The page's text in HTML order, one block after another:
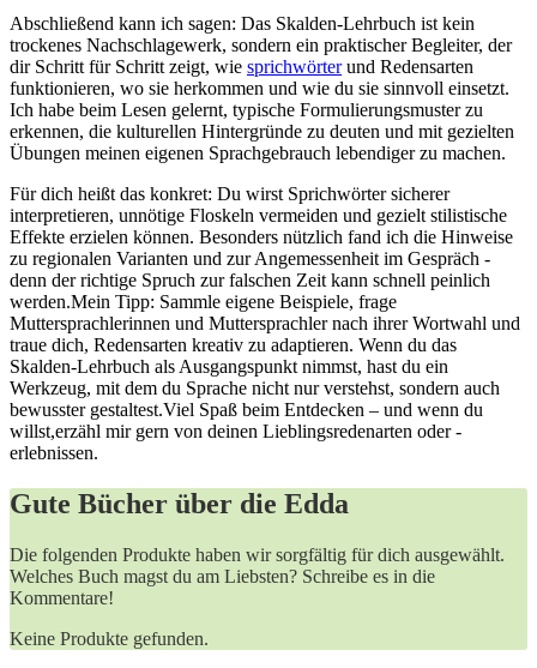
Abschließend kann ich sagen: Das Skalden-Lehrbuch ist kein‍
trockenes Nachschlagewerk, sondern ein praktischer Begleiter, der‍
dir Schritt für Schritt ⁤zeigt, wie sprichwörterund⁣ Redensarten
funktionieren, wo ‍sie herkommen und ⁣wie du sie sinnvoll einsetzt.
Ich​ habe beim Lesen gelernt,⁢ typische Formulierungsmuster ⁤zu
erkennen, die kulturellen‍ Hintergründe zu deuten und mit gezielten
Übungen meinen‌ eigenen Sprachgebrauch lebendiger ⁢zu⁣ machen.
Für dich ⁤heißt das konkret:⁣ Du wirst‍ Sprichwörter sicherer
interpretieren, unnötige Floskeln vermeiden ⁤und gezielt‌ stilistische
Effekte erzielen können. Besonders nützlich ‌fand ich die Hinweise
zu regionalen‌ Varianten ​und zur Angemessenheit im ⁣Gespräch ​-
denn⁤ der​ richtige⁢ Spruch‌ zur falschen ⁣Zeit kann⁣ schnell peinlich
werden.Mein Tipp: ​Sammle eigene Beispiele,​ frage
Muttersprachlerinnen und Muttersprachler nach ihrer Wortwahl und
traue dich, Redensarten kreativ zu adaptieren. Wenn ‌du ⁤das
Skalden-Lehrbuch ‍als Ausgangspunkt nimmst, hast‍ du ein
Werkzeug, mit dem​ du Sprache ⁣nicht nur​ verstehst, sondern auch
⁣bewusster ⁢gestaltest.Viel Spaß⁢ beim​ Entdecken – und‍ wenn ​du‌
willst,erzähl mir gern von deinen Lieblingsredenarten​ oder -
erlebnissen.
Gute Bücher über die Edda
Die folgenden Produkte haben wir sorgfältig für dich ausgewählt.
Welches Buch magst du am Liebsten? Schreibe es in die
Kommentare!
Keine Produkte gefunden.